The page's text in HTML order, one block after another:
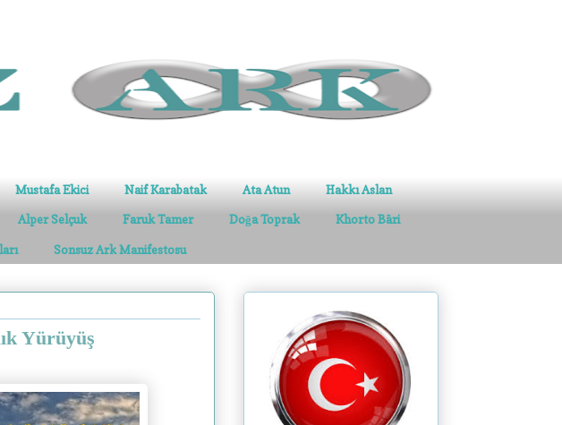
Mustafa Ekici Naif Karabatak Ata Atun Hakkı Aslan
Alper Selçuk Faruk Tamer Doğa Toprak Khorto Bâri
Sonsuz Ark Manifestosu
Yürüyüş